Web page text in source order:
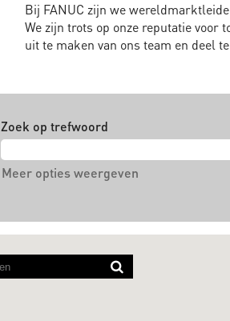
Bij FANUC zijn we
We zijn trots op onze reputatie voor
uit te maken van ons team en deel
Zoek op trefwoord
Meer opties weergeven